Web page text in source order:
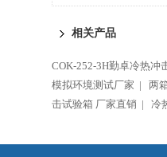
相关产品
COK-252-3H勤卓冷热
模拟环境测试厂家 |
两
击试验箱 厂家直销 |
冷